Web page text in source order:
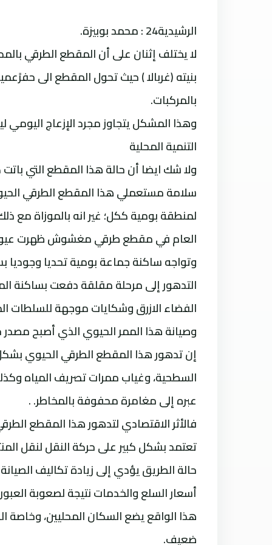
الرشيدية24 : محمد بوبيزة.
بنيته (غربالا ) حيث تحول المقطع الى
بالمركبات.
وهذا المشكل يتجاوز مجرد الإزعاج
التنمية المحلية
ولا شك ايضا أن حالة هذا المقطع التي باتت
سلامة مستعملي هذا المقطع الطرقي
لمنطقة بومية ككل؛ غير انه بالموزاة
العام في مقطع طرقي مغشوش ظهرت
وتواجه ساكنة جماعة بومية تحديا وجوديا
التدهور إلى مرحلة مقلقة دفعت بساكنة
الفضاء الازرق وشكايات موجهة للسلطات
وصيانة هذا الممر الحيوي الذي أصبح
إن تدهور هذا المقطع الطرقي الحيوي
السطحية، وغياب ممرات تصريف المياه
عبره إلى مغامرة محفوفة بالمخاطر. .
فالأثر الاقتصادي لتدهور هذا المقطع
تعتمد بشكل كبير على حركة النقل لنقل
حالة الطريق يؤدي إلى زيادة تكاليف
أسعار السلع والخدمات نتيجة لصعوبة
هذا الواقع يضع السكان المحليين،
ضعيف.